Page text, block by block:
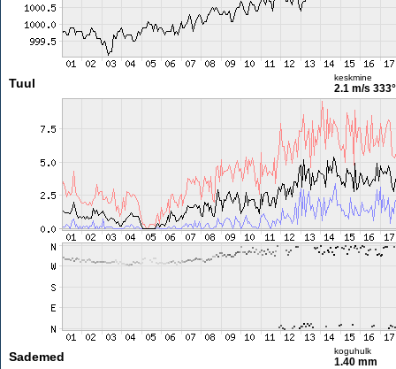
Tuul keskmine
2.1 m/s 333°
Sademed koguhulk
1.40 mm